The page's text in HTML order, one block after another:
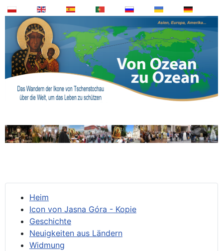
Heim
Icon von Jasna Góra - Kopie
Geschichte
Neuigkeiten aus Ländern
Widmung